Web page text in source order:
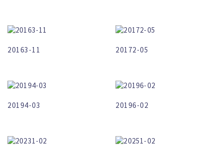
20163-11 20172-05
20194-03 20196-02